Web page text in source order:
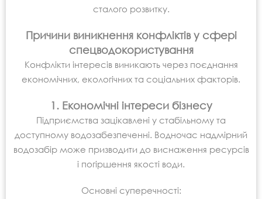
сталого розвитку.
Причини виникнення конфліктів у сфері
спецводокористування
Конфлікти інтересів виникають через поєднання
економічних, екологічних та соціальних факторів.
1. Економічні інтереси бізнесу
Підприємства зацікавлені у стабільному та
доступному водозабезпеченні. Водночас надмірний
водозабір може призводити до виснаження ресурсів
і погіршення якості води.
Основні суперечності: